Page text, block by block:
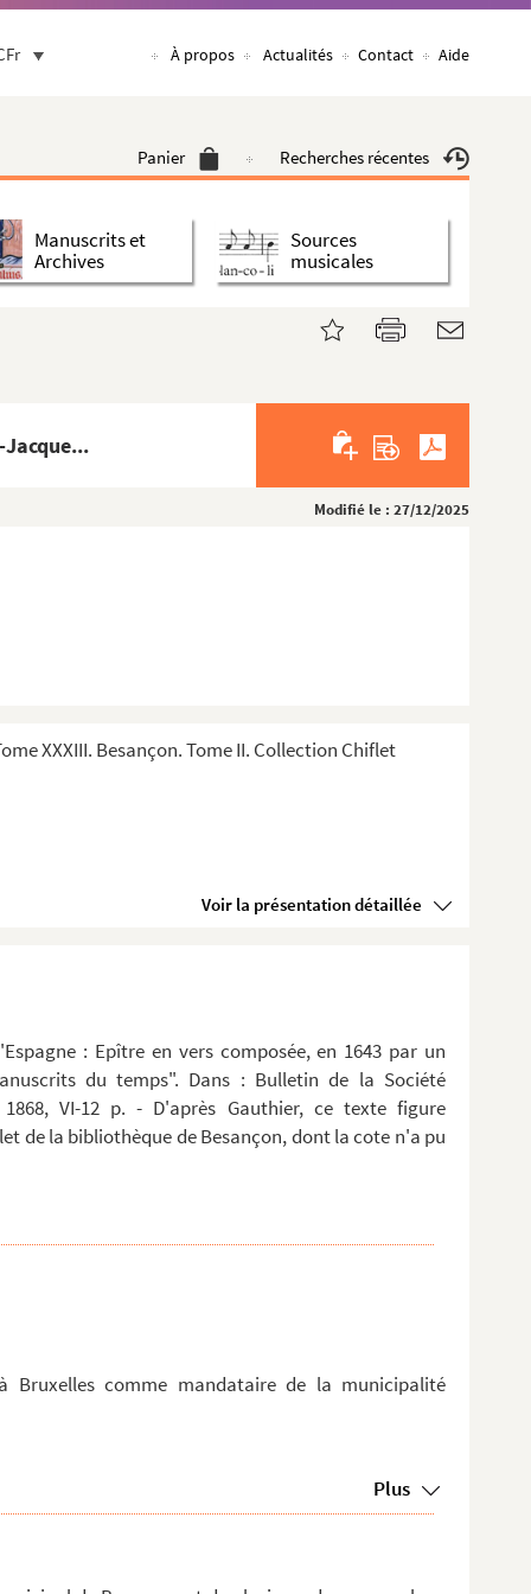
À propos Actualités Contact Aide
Panier Recherches récentes
Manuscrits et
Archives
Sources
musicales
Modifié le : 27/12/2025
XXXIII. Besançon. Tome II. Collection Chiflet
Voir la présentation détaillée
: Epître en vers composée, en 1643 par un
du temps". Dans : Bulletin de la Société
VI-12 p. - D'après Gauthier, ce texte figure
de la bibliothèque de Besançon, dont la cote n'a pu
Bruxelles comme mandataire de la municipalité
Plus